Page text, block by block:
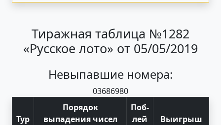
Тиражная таблица №1282
«Русское лото» от 05/05/2019
Невыпавшие номера:
03686980
Тур
Порядок
выпадения чисел
Поб-
лей
Выигрыш